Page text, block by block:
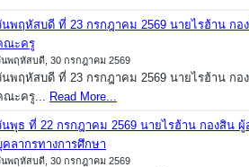
นพฤหัสบดี ที่ 23 กรกฎาคม 2569 นายไรฮ้าน ก
ณะครู
พฤหัสบดี, 30 กรกฎาคม 2569
นพฤหัสบดี ที่ 23 กรกฎาคม 2569 นายไรฮ้าน ก
ณะครู... Read More...
นพุธ ที่ 22 กรกฎาคม 2569 นายไรฮ้าน กองสิน
คลากรทางการศึกษา
พฤหัสบดี, 30 กรกฎาคม 2569